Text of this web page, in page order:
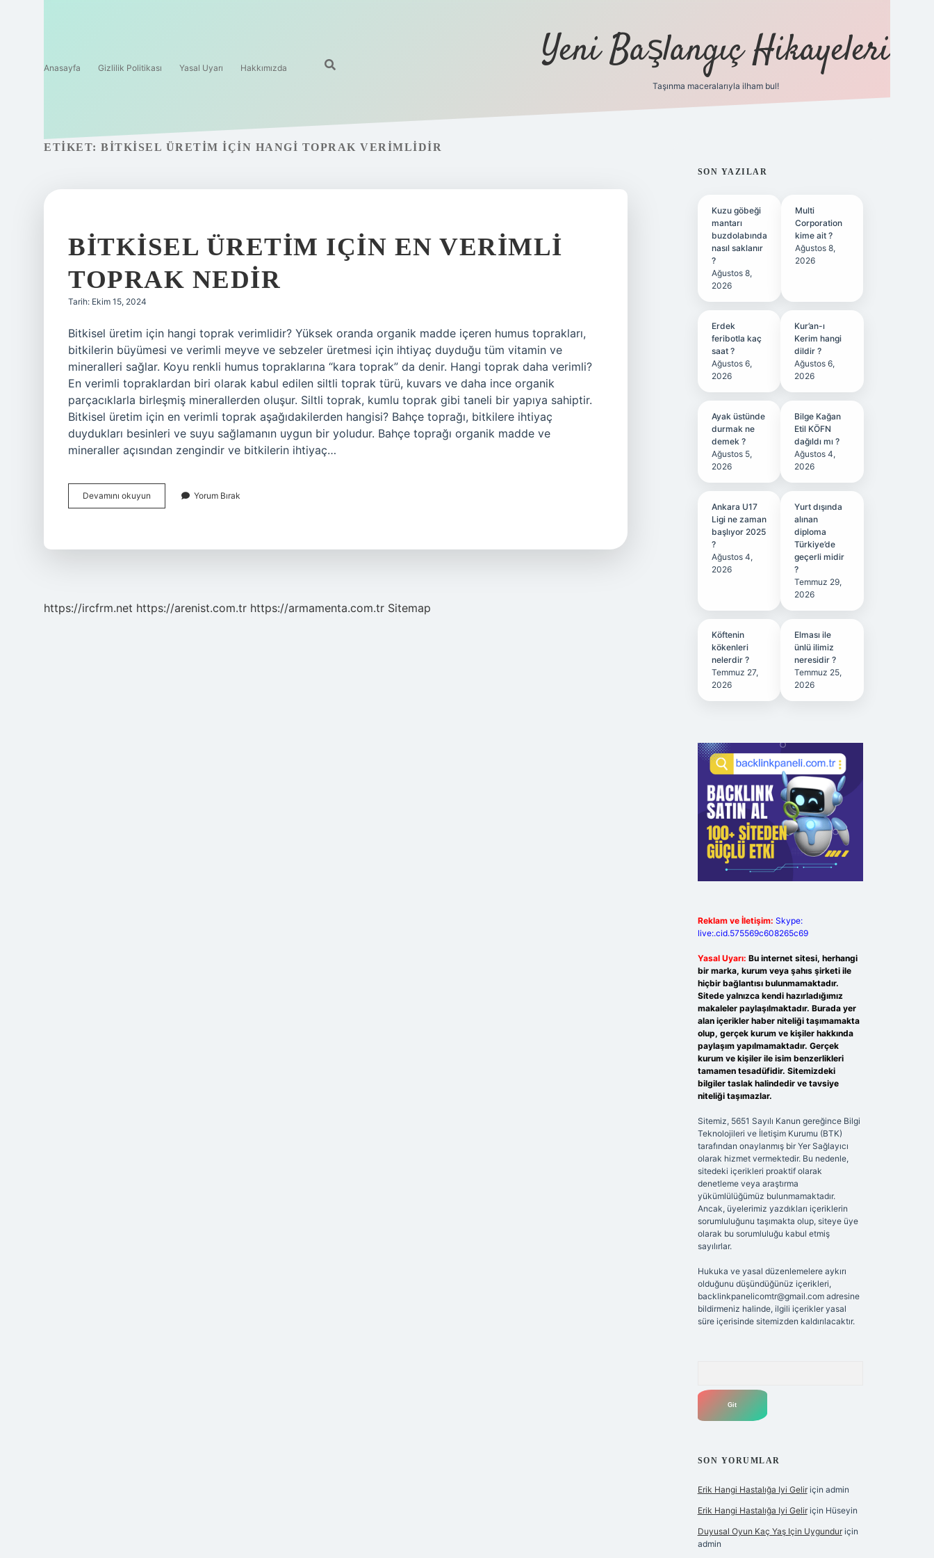
Anasayfa Gizlilik Politikası Yasal Uyarı Hakkımızda Yeni Başlangıç Hikayeleri
Taşınma maceralarıyla ilham bul!
ETIKET: BITKISEL ÜRETIM IÇIN HANGI TOPRAK VERIMLIDIR
BITKISEL ÜRETIM IÇIN EN VERIMLI
TOPRAK NEDIR
Tarih: Ekim 15, 2024
Bitkisel üretim için hangi toprak verimlidir? Yüksek oranda organik madde içeren humus toprakları,
bitkilerin büyümesi ve verimli meyve ve sebzeler üretmesi için ihtiyaç duyduğu tüm vitamin ve
mineralleri sağlar. Koyu renkli humus topraklarına “kara toprak” da denir. Hangi toprak daha verimli?
En verimli topraklardan biri olarak kabul edilen siltli toprak türü, kuvars ve daha ince organik
parçacıklarla birleşmiş minerallerden oluşur. Siltli toprak, kumlu toprak gibi taneli bir yapıya sahiptir.
Bitkisel üretim için en verimli toprak aşağıdakilerden hangisi? Bahçe toprağı, bitkilere ihtiyaç
duydukları besinleri ve suyu sağlamanın uygun bir yoludur. Bahçe toprağı organik madde ve
mineraller açısından zengindir ve bitkilerin ihtiyaç…
Devamını okuyun
Üretim
Yorum Bırak
https://ircfrm.net https://arenist.com.tr https://armamenta.com.tr Sitemap
SIDEBAR
SON YAZILAR
Kuzu göbeği
mantarı
buzdolabında
nasıl saklanır
?
Ağustos 8,
2026
Multi
Corporation
kime ait ?
Ağustos 8,
2026
Erdek
feribotla kaç
saat ?
Ağustos 6,
2026
Kur’an-ı
Kerim hangi
dildir ?
Ağustos 6,
2026
Ayak üstünde
durmak ne
demek ?
Ağustos 5,
2026
Bilge Kağan
Etil KÖFN
dağıldı mı ?
Ağustos 4,
2026
Ankara U17
Ligi ne zaman
başlıyor 2025
?
Ağustos 4,
2026
Yurt dışında
alınan
diploma
Türkiye’de
geçerli midir
?
Temmuz 29,
2026
Köftenin
kökenleri
nelerdir ?
Temmuz 27,
2026
Elması ile
ünlü ilimiz
neresidir ?
Temmuz 25,
2026
Reklam ve İletişim: Skype:
live:.cid.575569c608265c69
Yasal Uyarı: Bu internet sitesi, herhangi
bir marka, kurum veya şahıs şirketi ile
hiçbir bağlantısı bulunmamaktadır.
Sitede yalnızca kendi hazırladığımız
makaleler paylaşılmaktadır. Burada yer
alan içerikler haber niteliği taşımamakta
olup, gerçek kurum ve kişiler hakkında
paylaşım yapılmamaktadır. Gerçek
kurum ve kişiler ile isim benzerlikleri
tamamen tesadüfidir. Sitemizdeki
bilgiler taslak halindedir ve tavsiye
niteliği taşımazlar.
Sitemiz, 5651 Sayılı Kanun gereğince Bilgi
Teknolojileri ve İletişim Kurumu (BTK)
tarafından onaylanmış bir Yer Sağlayıcı
olarak hizmet vermektedir. Bu nedenle,
sitedeki içerikleri proaktif olarak
denetleme veya araştırma
yükümlülüğümüz bulunmamaktadır.
Ancak, üyelerimiz yazdıkları içeriklerin
sorumluluğunu taşımakta olup, siteye üye
olarak bu sorumluluğu kabul etmiş
sayılırlar.
Hukuka ve yasal düzenlemelere aykırı
olduğunu düşündüğünüz içerikleri,
backlinkpanelicomtr@gmail.comadresine
bildirmeniz halinde, ilgili içerikler yasal
süre içerisinde sitemizden kaldırılacaktır.
SON YORUMLAR
Erik Hangi Hastalığa Iyi Geliriçin admin
Erik Hangi Hastalığa Iyi Geliriçin Hüseyin
Duyusal Oyun Kaç Yaş Için Uygunduriçin
admin